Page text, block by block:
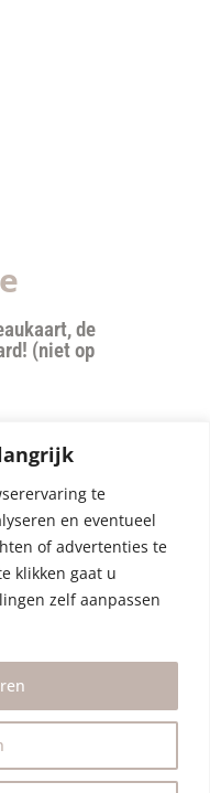
te
en eventueel
of advertenties te
klikken gaat u
zelf aanpassen
de
(niet op